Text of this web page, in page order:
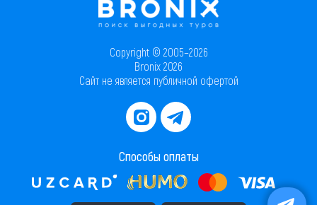
Copyright © 2005–2026
Bronix 2026
Сайт не является публичной офертой
Способы оплаты